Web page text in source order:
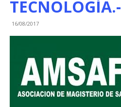
TECNOLOGÍA.-
16/08/2017